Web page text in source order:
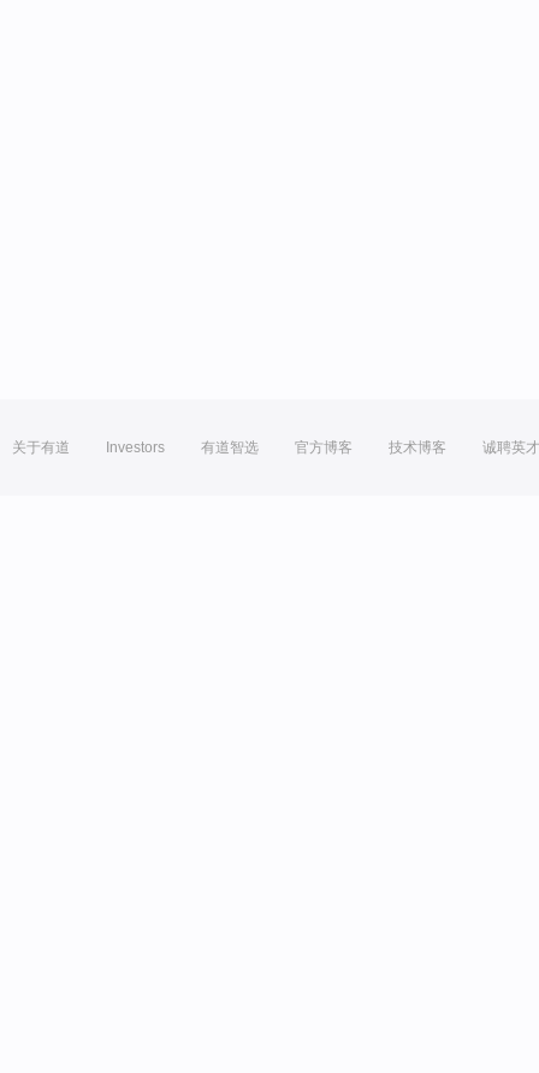
关于有道 Investors 有道智选 官方博客 技术博客 诚聘英才